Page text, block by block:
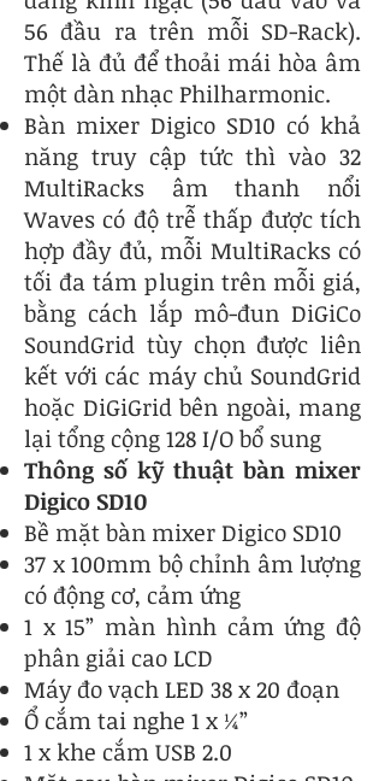
56 đầu ra trên mỗi SD-Rack).
Thế là đủ để thoải mái hòa âm
một dàn nhạc Philharmonic.
Bàn mixer Digico SD10 có khả
năng truy cập tức thì vào 32
MultiRacks âm thanh nổi
Waves có độ trễ thấp được tích
hợp đầy đủ, mỗi MultiRacks có
tối đa tám plugin trên mỗi giá,
bằng cách lắp mô-đun DiGiCo
SoundGrid tùy chọn được liên
kết với các máy chủ SoundGrid
hoặc DiGiGrid bên ngoài, mang
lại tổng cộng 128 I/O bổ sung
Thông số kỹ thuật bàn mixer
Digico SD10
Bề mặt bàn mixer Digico SD10
37 x 100mm bộ chỉnh âm lượng
có động cơ, cảm ứng
1 x 15” màn hình cảm ứng độ
phân giải cao LCD
Máy đo vạch LED 38 x 20 đoạn
Ổ cắm tai nghe 1 x ¼”
1 x khe cắm USB 2.0